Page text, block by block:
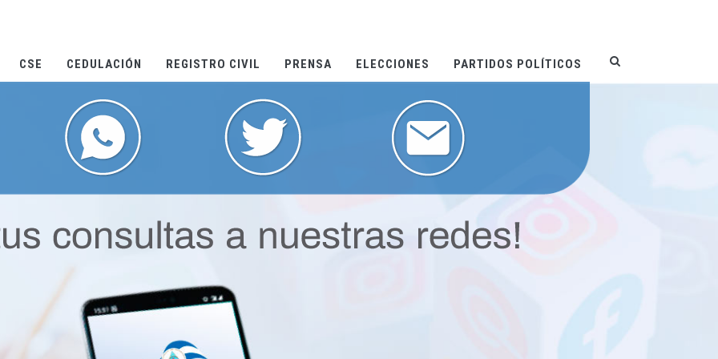
CSE CEDULACIÓN REGISTRO CIVIL PRENSA ELECCIONES PARTIDOS POLÍTICOS